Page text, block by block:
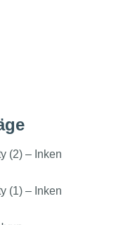
(2) – Inken
(1) – Inken